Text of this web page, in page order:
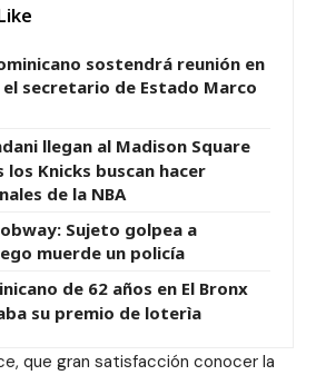
sostendrá reunión en
secretario de Estado Marco
llegan al Madison Square
Knicks buscan hacer
de la NBA
Sujeto golpea a
muerde un policía
de 62 años en El Bronx
su premio de loterìa
que gran satisfacción conocer la